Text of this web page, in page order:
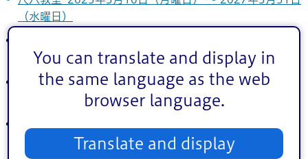
You can translate and display in
the same language as the web
browser language.
Translate and display
（水曜日）
2027年3月30日（火曜日）
短歌サークル みどりの会（短歌教室） 2025年4月1日
（火曜日） ～ 2027年3月31日（水曜日）
日（水曜日）